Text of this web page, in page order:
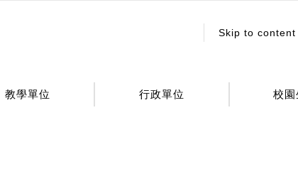
Skip to content
教學單位 行政單位 校園